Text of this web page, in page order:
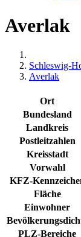
Averlak
Schleswig-
Averlak
Ort
Bundesland
Landkreis
Postleitzahlen
Kreisstadt
Vorwahl
KFZ-
Fläche
Einwohner
PLZ-Bereiche